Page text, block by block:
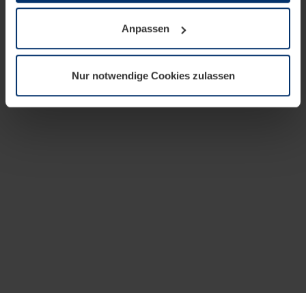
wenn diese für den Betrieb dieser Seite unbedingt
notwendig sind. Für alle anderen Cookie-Typen benötigen
wir Ihre Erlaubnis. Ihre Einwilligung können Sie jederzeit
Datenschutzerklärungunserer Website ändern oder
widerrufen.
Anpassen
Nur notwendige Cookies zulassen